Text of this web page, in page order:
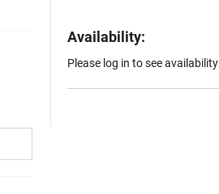
Availability:
Please log in to see availability